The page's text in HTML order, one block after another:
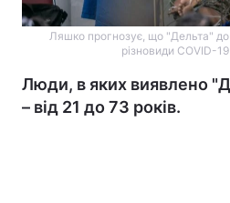
Ляшко прогнозує, що "Дельта" до
різновиди COVID-
Люди, в яких виявлено
– від 21 до 73 років.